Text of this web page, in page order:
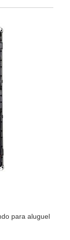
para aluguel